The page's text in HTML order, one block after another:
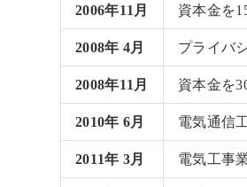
2006年11月 資本金を
2008年 4月 プライバ
2008年11月 資本金を
2010年 6月 電気通信
2011年 3月 電気工事